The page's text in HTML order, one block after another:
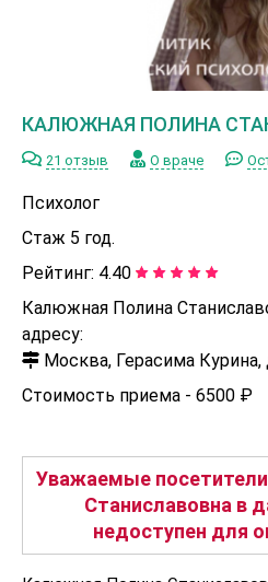
КАЛЮЖНАЯ ПОЛИНА
21 отзыв О враче
Психолог
Стаж 5 год.
Рейтинг: 4.40
Калюжная Полина
адресу:
Москва, Герасима Курина,
Стоимость приема - 6500 ₽
Уважаемые
Станиславовна в
недоступен для